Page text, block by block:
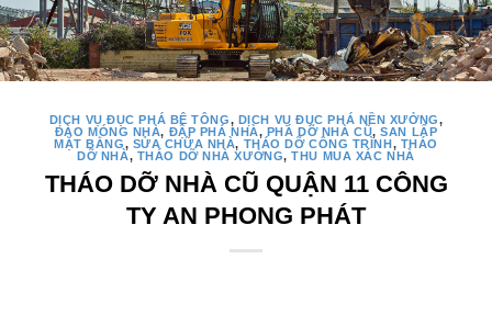
DỊCH VỤ ĐỤC PHÁ BÊ TÔNG DỊCH VỤ ĐỤC PHÁ NỀN XƯỞNG
ĐÀO MÓNG NHÀ
ĐẬP PHÁ NHÀ PHÁ DỠ NHÀ CŨ ,SAN LẤP
MẶT BẰNG
SỬA CHỮA NHÀ THÁO DỠ CÔNG TRÌNH
THÁO
DỠ NHÀ
THÁO DỠ NHÀ XƯỞNG ,THU MUA XÁC NHÀ
THÁO DỠ NHÀ CŨ QUẬN 11 CÔNG
TY AN PHONG PHÁT